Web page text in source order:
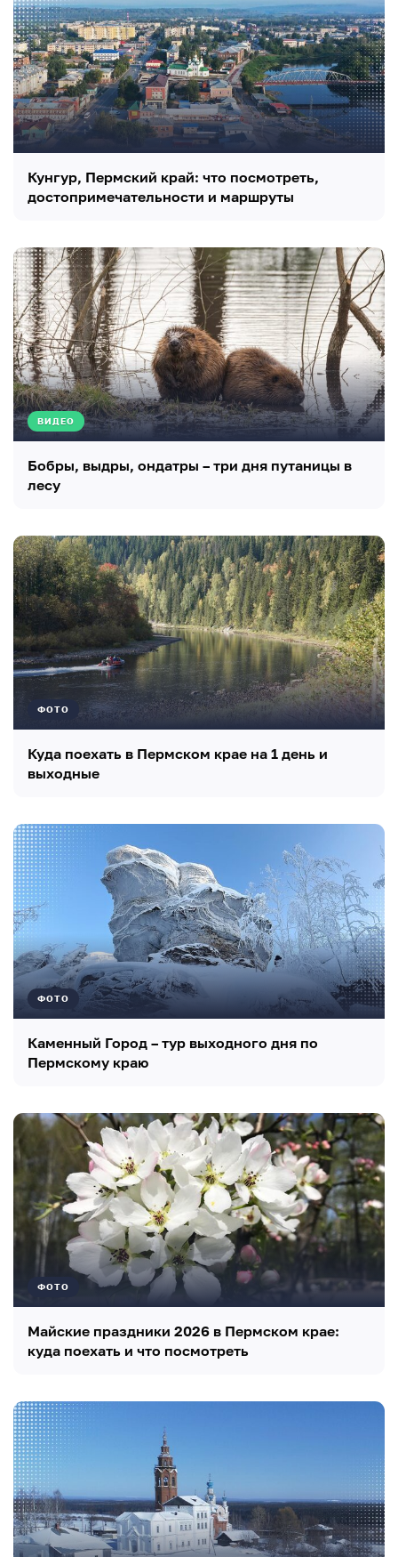
Кунгур, Пермский край: что посмотреть,
достопримечательности и маршруты
ВИДЕО
Бобры, выдры, ондатры – три дня путаницы в
лесу
ФОТО
Куда поехать в Пермском крае на 1 день и
выходные
ФОТО
Каменный Город – тур выходного дня по
Пермскому краю
ФОТО
Майские праздники 2026 в Пермском крае:
куда поехать и что посмотреть